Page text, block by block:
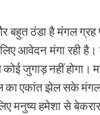
ठंडा है मंगल ग्रह
आवेदन मंगा रही
जुगाड़ नहीं होगा।
का एकांत झेल सके
मनुष्य हमेशा से